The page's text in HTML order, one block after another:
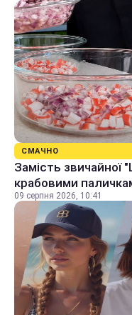
СМАЧНО
Замість звичайної
крабовими
09 серпня 2026, 10:41